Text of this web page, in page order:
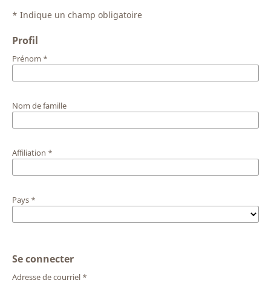
* Indique un champ obligatoire
Profil
Prénom *
Nom de famille
Affiliation *
Pays *
Se connecter
Adresse de courriel *